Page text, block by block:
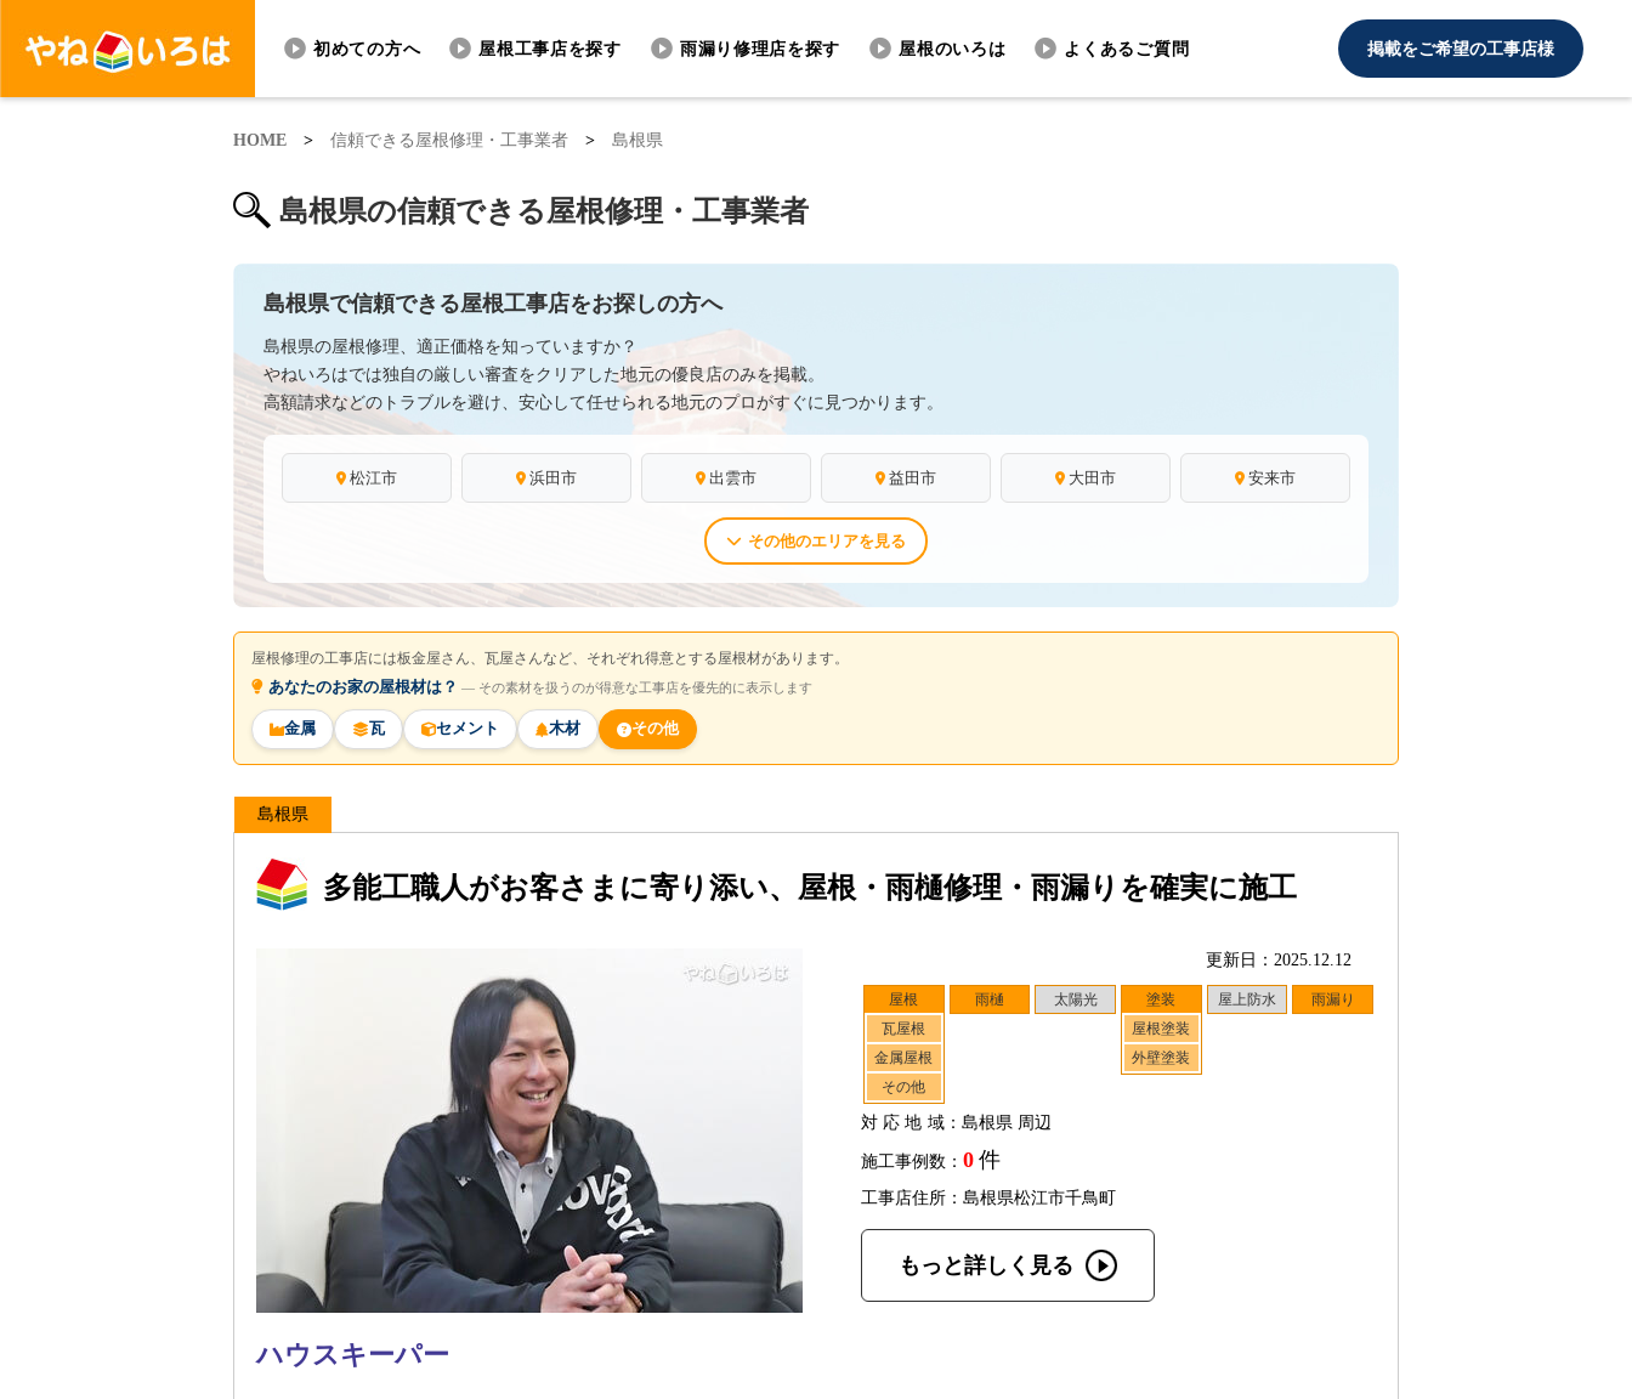
初めての方へ 屋根工事店を探す 雨漏り修理店を探す 屋根のいろは よくあるご質問 掲載をご希望の工事店様
HOME > 信頼できる屋根修理・工事業者 > 島根県
島根県の信頼できる屋根修理・工事業者
島根県で信頼できる屋根工事店をお探しの方へ
島根県の屋根修理、適正価格を知っていますか？
やねいろはでは独自の厳しい審査をクリアした地元の優良店のみを掲載。
高額請求などのトラブルを避け、安心して任せられる地元のプロがすぐに見つかります。
松江市 浜田市 出雲市 益田市 大田市 安来市
その他のエリアを見る
屋根修理の工事店には板金屋さん、瓦屋さんなど、それぞれ得意とする屋根材があります。
あなたのお家の屋根材は？ ― その素材を扱うのが得意な工事店を優先的に表示します
金属 瓦 セメント 木材 その他
島根県
多能工職人がお客さまに寄り添い、屋根・雨樋修理・雨漏りを確実に施工
更新日：2025.12.12
屋根
瓦屋根
金属屋根
その他
雨樋 太陽光
塗装
屋根塗装
外壁塗装
屋上防水 雨漏り
対応地域：島根県 周辺
施工事例数： 0 件
工事店住所：島根県松江市千鳥町
もっと詳しく見る
ハウスキーパー